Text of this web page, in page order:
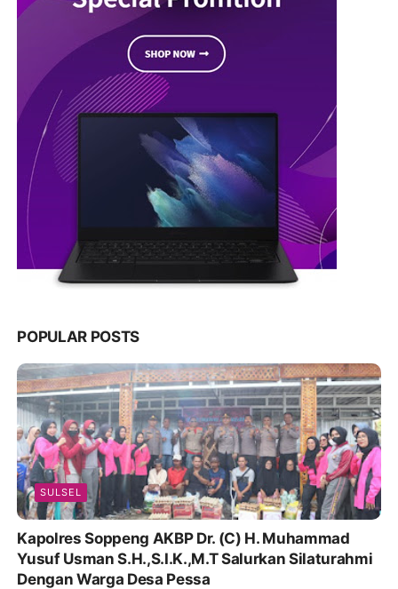
POPULAR POSTS
SULSEL
Kapolres Soppeng AKBP Dr. (C) H. Muhammad
Yusuf Usman S.H.,S.I.K.,M.T Salurkan Silaturahmi
Dengan Warga Desa Pessa